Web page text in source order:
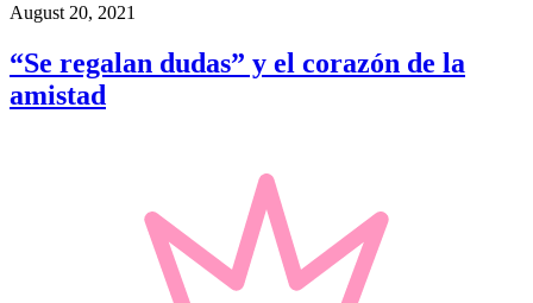
August 20, 2021
“Se regalan dudas” y el corazón de la
amistad